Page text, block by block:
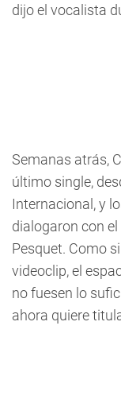
dijo el vocalista
Semanas atrás,
último single,
Internacional, y
dialogaron con
Pesquet. Como
videoclip, el
no fuesen lo
ahora quiere